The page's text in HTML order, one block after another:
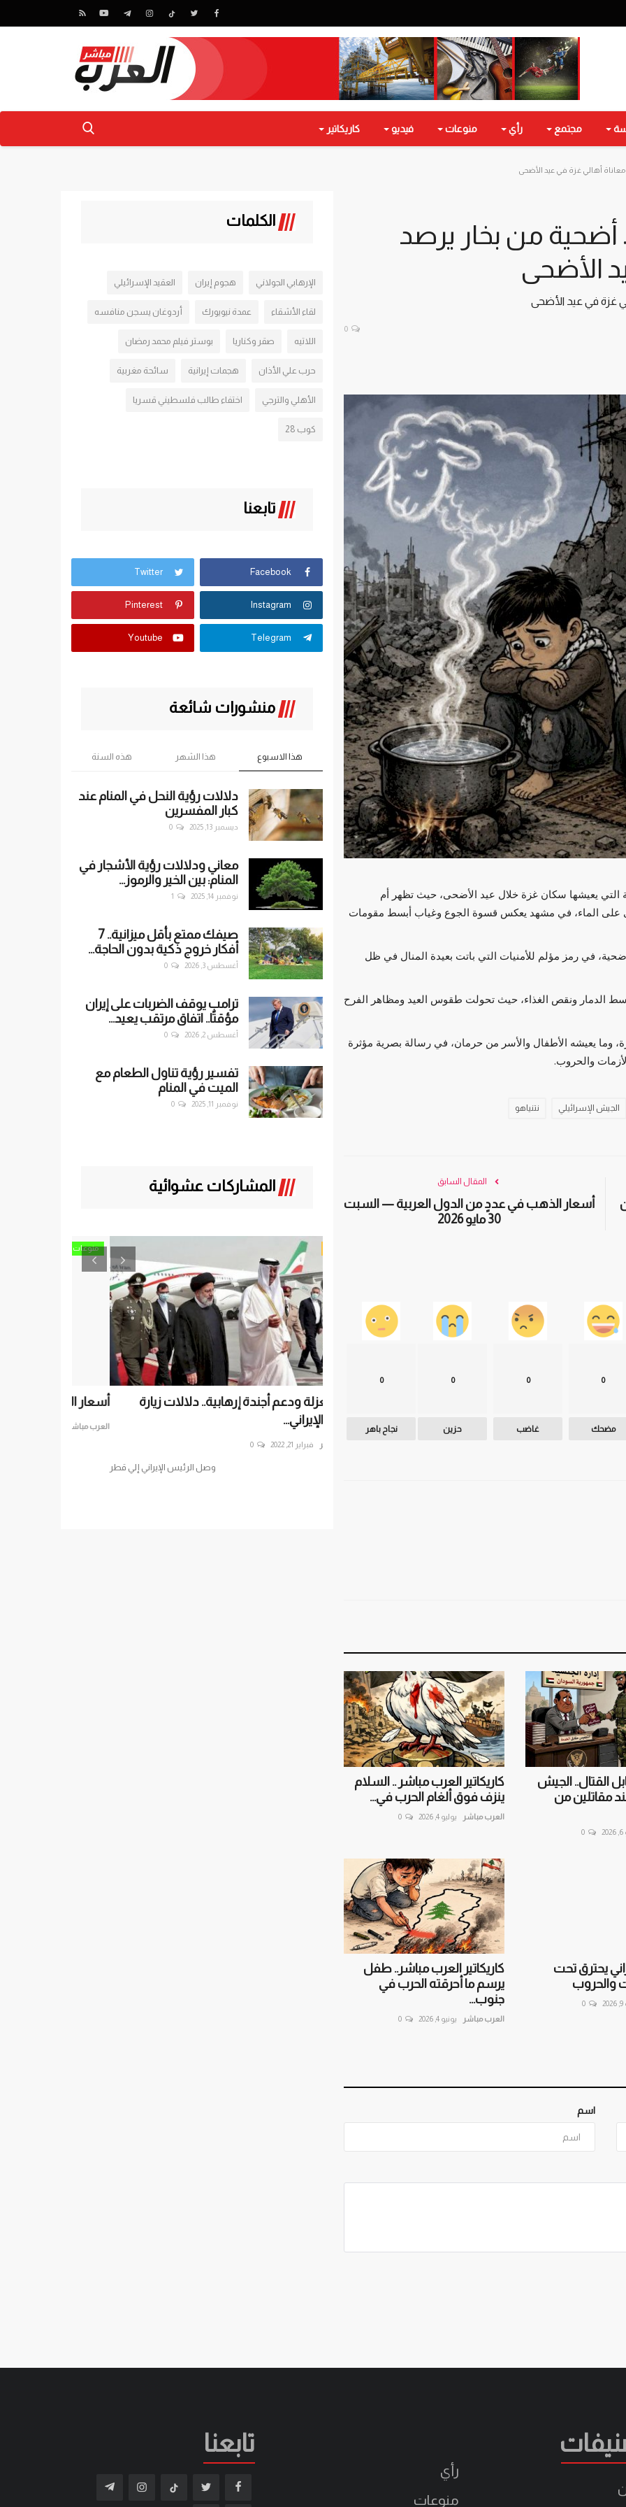
مجتمع رأي منوعات فيديو كاريكاتير
معاناة أهالي غزة في عيد الأضحى
أضحية من بخار يرصد
الأضحى
غزة في عيد الأضحى
0
التي يعيشها سكان غزة خلال عيد الأضحى، حيث تظهر أم
على الماء، في مشهد يعكس قسوة الجوع وغياب أبسط مقومات
في رمز مؤلم للأمنيات التي باتت بعيدة المنال في ظل
وسط الدمار ونقص الغذاء، حيث تحولت طقوس العيد ومظاهر الفرح
وما يعيشه الأطفال والأسر من حرمان، في رسالة بصرية مؤثرة
والحروب.
الجيش الإسرائيلي نتنياهو
المقال السابق
أسعار الذهب في عددٍ من الدول العربية — السبت
30 مايو 2026
0
مضحك
0
غاضب
0
حزين
0
نجاح باهر
القتال.. الجيش
مقاتلين من
0
كاريكاتير العرب مباشر .. السلام
ينزف فوق ألغام الحرب في...
العرب مباشر يوليو 4, 2026 0
يحترق تحت
والحروب
0
كاريكاتير العرب مباشر.. طفل
يرسم ما أحرقته الحرب في
جنوب...
العرب مباشر يونيو 4, 2026 0
اسم
الكلمات
الإرهابي الجولاني هجوم إيران العقيد الإسرائيلي
لقاء الأشقاء عمدة نيويورك أردوغان يسجن منافسه
اللاتيه صقر وكناريا بوستر فيلم محمد رمضان
حرب علي الأذان هجمات إيرانية سائحة مغربية
الأهلي والترجي اختفاء طالب فلسطيني قسريا
كوب 28
تابعنا
Facebook
Twitter
Instagram
Pinterest
Telegram
Youtube
منشورات شائعة
هذا الاسبوع هذا الشهر هذه السنة
دلالات رؤية النحل في المنام عند
كبار المفسرين
ديسمبر 13, 2025 0
معاني ودلالات رؤية الأشجار في
المنام: بين الخير والرموز...
نوفمبر 14, 2025 1
صيفك ممتع بأقل ميزانية.. 7
أفكار خروج ذكية بدون الحاجة...
أغسطس 3, 2026 0
ترامب يوقف الضربات على إيران
مؤقتًا.. اتفاق مرتقب يعيد...
أغسطس 2, 2026 0
تفسير رؤية تناول الطعام مع
الميت في المنام
نوفمبر 11, 2025 0
المشاركات عشوائية
منوعات
أسعار العملات العربية أمام الدولار الأحد 4 يناير
العرب مباشر
رأي
منوعات
تابعنا